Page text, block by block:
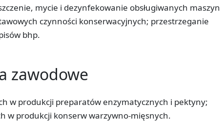
mycie i dezynfekowanie obsługiwanych maszyn
czynności konserwacyjnych;­ przestrzeganie
bhp.
zawodowe
w produkcji preparatów enzymatycznych i pektyny;­
w produkcji konserw warzywno-mięsnych.